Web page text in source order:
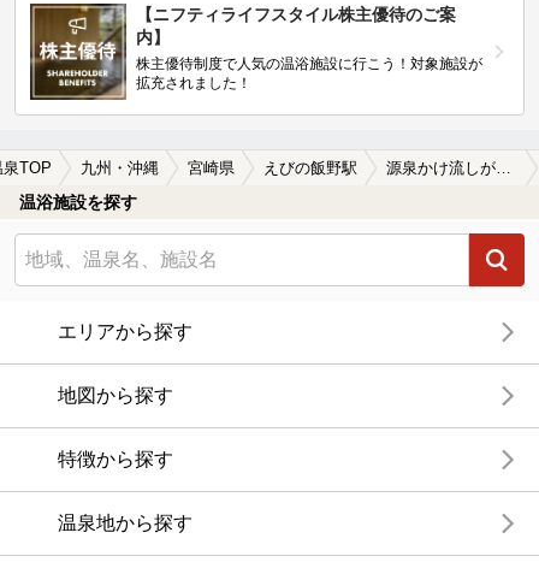
【ニフティライフスタイル株主優待のご案
内】
株主優待制度で人気の温浴施設に行こう！対象施設が
拡充されました！
泉TOP 九州・沖縄 宮崎県 えびの飯野駅
温浴施設を探す
エリアから探す
地図から探す
特徴から探す
温泉地から探す